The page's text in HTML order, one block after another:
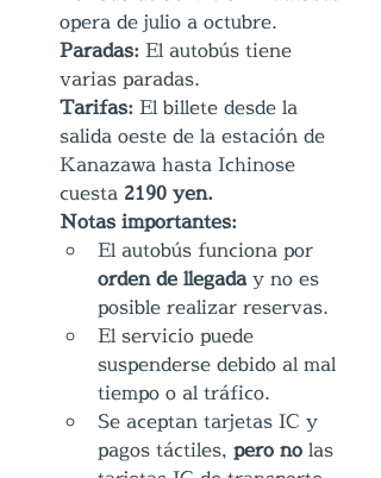
opera de julio a octubre.
Paradas: El autobús tiene
varias paradas.
Tarifas: El billete desde la
salida oeste de la estación de
Kanazawa hasta Ichinose
cuesta 2190 yen.
Notas importantes:
El autobús funciona por
orden de llegada y no es
posible realizar reservas.
El servicio puede
suspenderse debido al mal
tiempo o al tráfico.
Se aceptan tarjetas IC y
pagos táctiles, pero no las